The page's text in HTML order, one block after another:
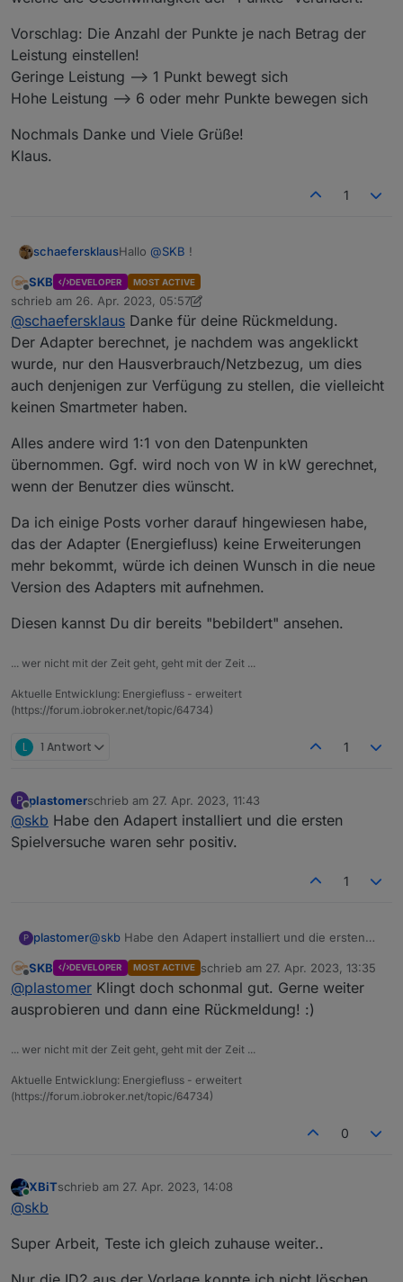
Vorschlag: Die Anzahl der Punkte je nach Betrag der
Leistung einstellen!
Geringe Leistung --> 1 Punkt bewegt sich
Hohe Leistung --> 6 oder mehr Punkte bewegen sich
Nochmals Danke und Viele Grüße!
Klaus.
1
schaefersklausHallo @SKB !
Vielen Dank für den klasse Adapter und Deine
Mühen!
Ich habe den Adapter (Energiefluss 3.6.0)
gestern das erste mal installiert und
konfiguriert.
Es gefällt mir auch schon sehr gut.
Trotzdem möchte ich an dieser Stelle dann
gerne ein paar "Wünsche" äußern, die in
einem neuen Release sehr gerne
implementiert sein könnten.
Da ich zuvor eine selbst gebastelte
Haus hatte, gibt es bereits ein Skript, welches
mir die Leistungen, die von A nach B fließen
berechnet.
Und aufgrund meines sog. "Messkonzept 8"
Wärmepumpe, welche quasi in Reihe
geschaltet sind), sowie der PV-Anlage und
dem Akku ergeben sich einige Werte. Z.b.
Haushalt speisen. Der Akku kann ins Netz
werden. Alle Kombis berechne ich bereits und
Wunsch 1: Daher wäre es schön wenn man die
Leistungen je "Flussrichtung" als Datenpunkte
angeben könnte, und bei Bedarf diese NICHT
von Deinem Skript berechnet werden.
Hier ein Beispiel, wo ich die Werte einfach als
Kästchen drüber gelegt hab:
Diese Leistungen können sich im Betrag
unterscheiden, klar. Dazu hast Du ja auch
einen Dynamik eingebaut, welche die
Geschwindigkeit der "Punkte" verändert.
Vorschlag: Die Anzahl der Punkte je nach
Betrag der Leistung einstellen!
Geringe Leistung --> 1 Punkt bewegt sich
bewegen sich
Nochmals Danke und Viele Grüße!
Klaus.
Offline
SKB DEVELOPER MOST ACTIVE
schrieb am 26. Apr. 2023, 05:57
zuletzt editiert von SKB
@schaefersklaus Danke für deine Rückmeldung.
Der Adapter berechnet, je nachdem was angeklickt
wurde, nur den Hausverbrauch/Netzbezug, um dies
auch denjenigen zur Verfügung zu stellen, die vielleicht
keinen Smartmeter haben.
Alles andere wird 1:1 von den Datenpunkten
übernommen. Ggf. wird noch von W in kW gerechnet,
wenn der Benutzer dies wünscht.
Da ich einige Posts vorher darauf hingewiesen habe,
das der Adapter (Energiefluss) keine Erweiterungen
mehr bekommt, würde ich deinen Wunsch in die neue
Version des Adapters mit aufnehmen.
Diesen kannst Du dir bereits "bebildert" ansehen.
... wer nicht mit der Zeit geht, geht mit der Zeit ...
Aktuelle Entwicklung: Energiefluss - erweitert
(https://forum.iobroker.net/topic/64734)
L 1 Antwort 1
P
Offline
plastomerschrieb am 27. Apr. 2023, 11:43
zuletzt editiert von
@skb Habe den Adapert installiert und die ersten
Spielversuche waren sehr positiv.
1
P plastomer@skb Habe den Adapert installiert und die ersten
Offline
SKB DEVELOPER MOST ACTIVE schrieb am 27. Apr. 2023, 13:35
zuletzt editiert von
@plastomer Klingt doch schonmal gut. Gerne weiter
ausprobieren und dann eine Rückmeldung! :)
... wer nicht mit der Zeit geht, geht mit der Zeit ...
Aktuelle Entwicklung: Energiefluss - erweitert
(https://forum.iobroker.net/topic/64734)
0
Online
XBiTschrieb am 27. Apr. 2023, 14:08
zuletzt editiert von
@skb
Super Arbeit, Teste ich gleich zuhause weiter..